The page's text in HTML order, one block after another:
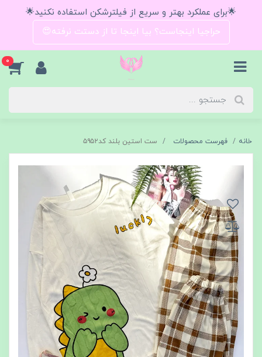
🌟برای عملکرد بهتر و سریع از فیلترشکن استفاده نکنید🌟
حراجیا اینجاست؟ بیا اینجا تا از دستت نرفته😍
0
خانه فهرست محصولات ست استین بلند کد۵۹۵۲